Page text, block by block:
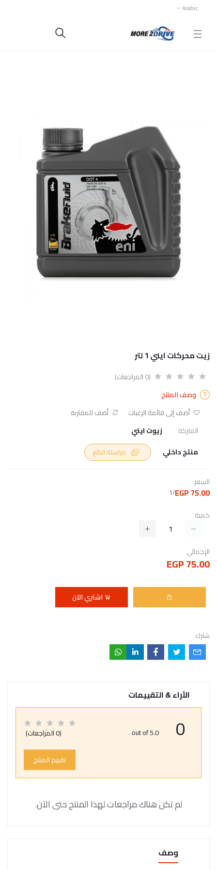
Arabic
زيت محركات ايني 1 لتر
(0 المراجعات)
وصف المنتج
أضف إلى قائمة الرغبات
أضف للمقارنة
الماركة
زيوت ايني
منتج داخلي
السعر
75.00 EGP
/1
كمية
الإجمالي
75.00 EGP
اشتري الآن
شارك
الأراء & التقييمات
0
out of 5.0 (0 المراجعات)
تقييم المنتج
لم تكن هناك مراجعات لهذا المنتج حتى الآن.
وصف